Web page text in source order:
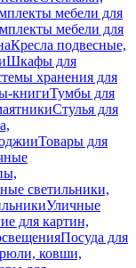
мебели для
мебели для
Кресла подвесные,
Шкафы для
хранения для
книгиТумбы для
Стулья для
Товары для
светильники,
Уличные
для картин,
Посуда для
ковши,